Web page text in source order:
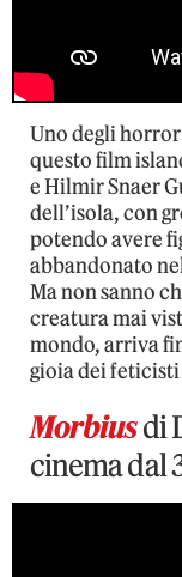
Uno degli
questo film
e Hilmir Snaer
dell’isola, con
potendo avere
abbandonato
Ma non sanno
creatura mai
mondo, arriva
gioia dei
Morbiusdi
cinema dal